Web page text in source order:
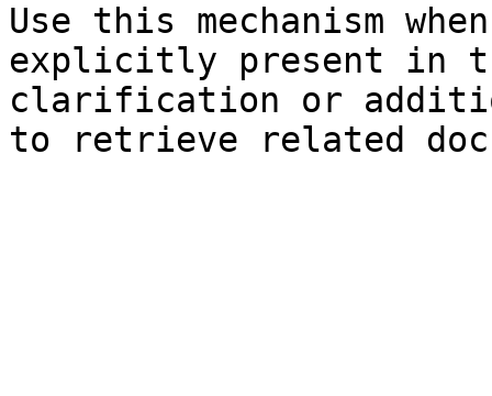
Use this mechanism
explicitly present in
clarification or